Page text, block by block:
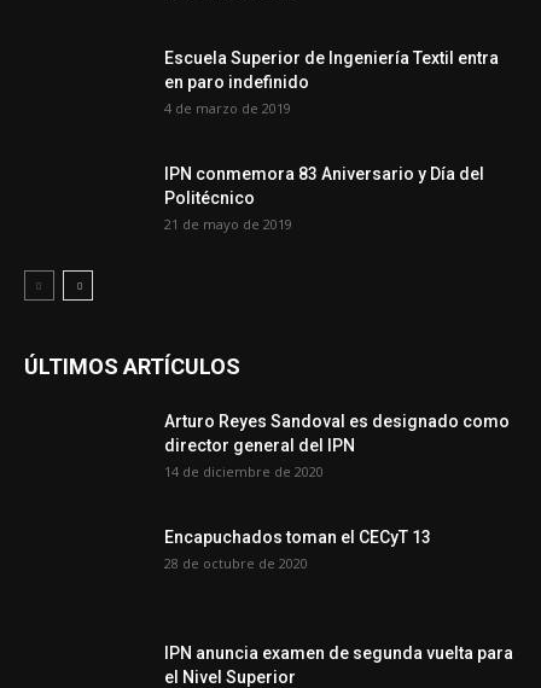
Escuela Superior de Ingeniería Textil entra
en paro indefinido
4 de marzo de 2019
IPN conmemora 83 Aniversario y Día del
Politécnico
21 de mayo de 2019
ÚLTIMOS ARTÍCULOS
Arturo Reyes Sandoval es designado como
director general del IPN
14 de diciembre de 2020
Encapuchados toman el CECyT 13
28 de octubre de 2020
IPN anuncia examen de segunda vuelta para
el Nivel Superior